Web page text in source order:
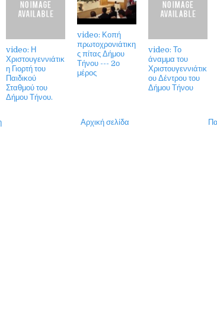
video: Η
Χριστουγεννιάτικ
η Γιορτή του
Παιδικού
Σταθμού του
Δήμου Τήνου.
video: Κοπή
πρωτοχρονιάτικη
ς πίτας Δήμου
Τήνου --- 2ο
μέρος
video: Το
άναμμα του
Χριστουγεννιάτικ
ου Δέντρου του
Δήμου Τήνου
Αρχική σελίδα